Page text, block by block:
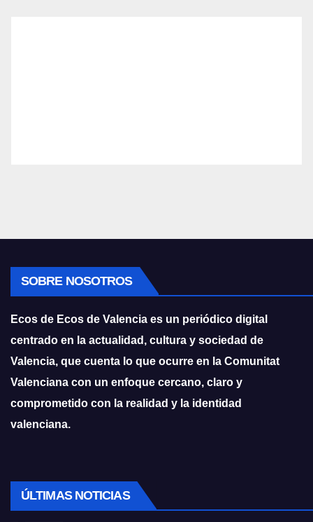
SOBRE NOSOTROS
Ecos de Ecos de Valencia es un periódico digital
centrado en la actualidad, cultura y sociedad de
Valencia, que cuenta lo que ocurre en la Comunitat
Valenciana con un enfoque cercano, claro y
comprometido con la realidad y la identidad
valenciana.
ÚLTIMAS NOTICIAS